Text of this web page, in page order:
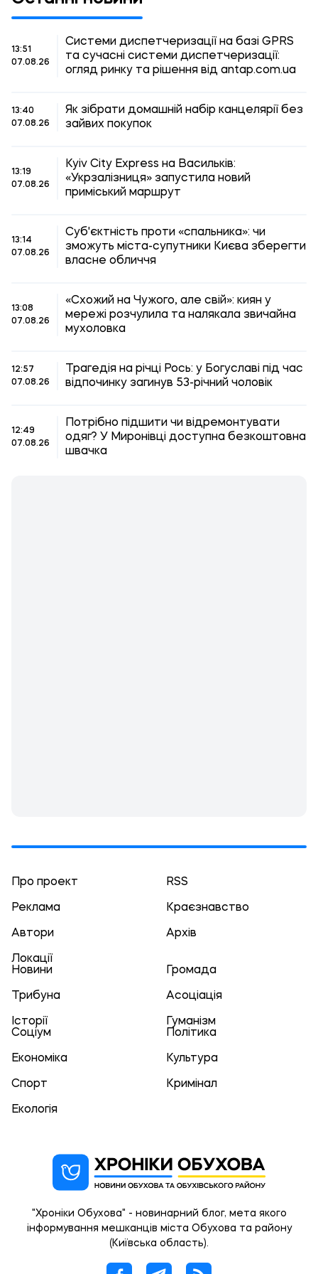
13:51
07.08.26
Системи диспетчеризації на базі GPRS
та сучасні системи диспетчеризації:
огляд ринку та рішення від antap.com.ua
13:40
07.08.26
Як зібрати домашній набір канцелярії без
зайвих покупок
13:19
07.08.26
Kyiv City Express на Васильків:
«Укрзалізниця» запустила новий
приміський маршрут
13:14
07.08.26
Суб'єктність проти «спальника»: чи
зможуть міста-супутники Києва зберегти
власне обличчя
13:08
07.08.26
«Схожий на Чужого, але свій»: киян у
мережі розчулила та налякала звичайна
мухоловка
12:57
07.08.26
Трагедія на річці Рось: у Богуславі під час
відпочинку загинув 53-річний чоловік
12:49
07.08.26
Потрібно підшити чи відремонтувати
одяг? У Миронівці доступна безкоштовна
швачка
Про проект RSS
Реклама Краєзнавство
Автори Архів
Локації
Новини
Громада
Трибуна Асоціація
Історії
Гуманізм
Соціум
Політика
Економіка Культура
Спорт Кримінал
Екологія
"Хроніки Обухова" - новинарний блог, мета якого
інформування мешканців міста Обухова та району
(Київська область).